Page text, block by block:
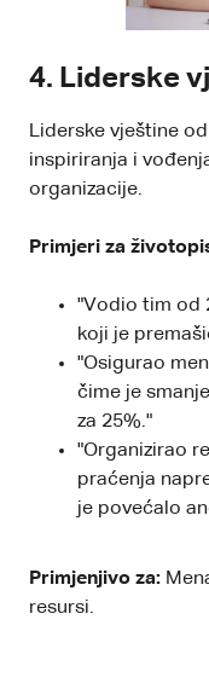
4. Liderske
Liderske vještine
inspiriranja i
organizacije.
Primjeri za
"Vodio tim od
koji je
"Osigurao
čime je
za 25%."
"Organizirao
praćenja
je povećalo
Primjenjivo za:
resursi.